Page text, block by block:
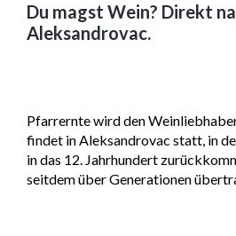
Du magst Wein? Direkt
Aleksandrovac.
Pfarrernte wird den
findet in Aleksandrovac statt, in
in das 12. Jahrhundert
seitdem über Generationen